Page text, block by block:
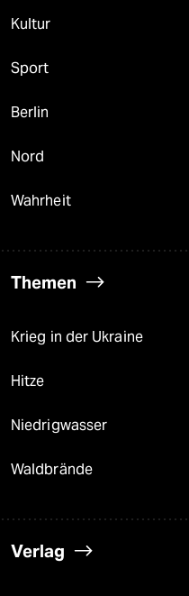
Kultur
Sport
Berlin
Nord
Wahrheit
Themen
Krieg in der Ukraine
Hitze
Niedrigwasser
Waldbrände
Verlag